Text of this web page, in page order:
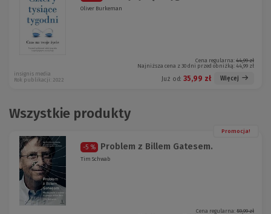
Oliver Burkeman
Cena regularna: 44,99 zł
Najniższa cena z 30 dni przed obniżką: 44,99 zł
Już od: 35,99 zł Więcej
insignis media
Rok publikacji: 2022
Wszystkie produkty
Promocja!
-5 % Problem z Billem Gatesem.
Tim Schwab
Cena regularna: 59,99 zł